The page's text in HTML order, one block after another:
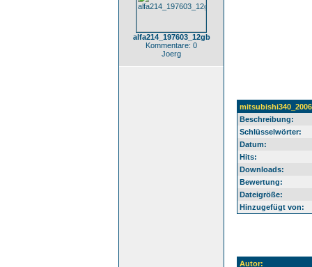
alfa214_197603_12gb
Kommentare: 0
Joerg
Beschreibung:
Schlüsselwörter:
Datum:
Hits:
Downloads:
Bewertung:
Dateigröße:
Hinzugefügt von:
Autor: